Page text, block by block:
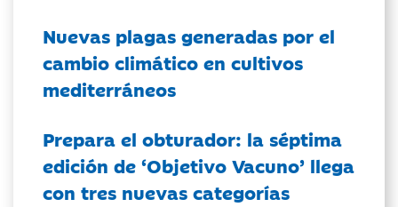
Nuevas plagas generadas por el
cambio climático en cultivos
mediterráneos
Prepara el obturador: la séptima
edición de ‘Objetivo Vacuno’ llega
con tres nuevas categorías